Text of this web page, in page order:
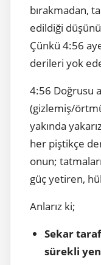
bırakmadan,
edildiği
Çünkü 4:56
derileri yok
4:56 Doğrusu
(gizlemiş/
yakında
her piştikçe
onun;
güç yetiren,
Anlarız ki;
Sekar
sürekli